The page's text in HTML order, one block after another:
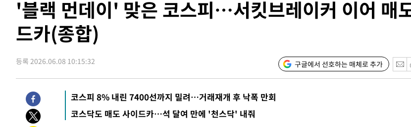
-20723초 전 >
"여기 떨어졌다"…다누리, 스페이스X 로켓 달 충돌 흔적 포착
-17768초 전 > 손흥민, 5경기 연속골 실패…LAFC는 승부차기 끝 과달라하라 격파
-10369초 전 > 내일까지 39도 '펄펄'…기상청 "태풍 지나며 폭염 잠시 꺾인다"
-9984초 전 >"美간섭에 합의 지연"…트럼프, '이란 호르무즈 통제권' 수용할까
-6504초 전 >[속보]산업장관 "李정부, 원전 반대 안해…안정 전력 위해 불가피"
-5201초 전 >
[속보]경찰, '홍명보 선임 논란' 대한축구협회·축구회관 등 압수수색
-31424초 전 >
[속보]합참 "北 발사체는 단거리탄도미사일…감시·경계태세 강
화"
-31172초 전 >
日방위성, 北이 동해로 쏜 발사체는 탄도미사일 가능성
'블랙 먼데이' 맞은 코스피…서킷브레이커 이어 매
드카(종합)
등록 2026.06.08 10:15:32 구글에서 선호하는 매체로 추가
코스피 8% 내린 7400선까지 밀려…거래재개 후 낙폭 만회
코스닥도 매도 사이드카…석 달여 만에 '천스닥' 내줘